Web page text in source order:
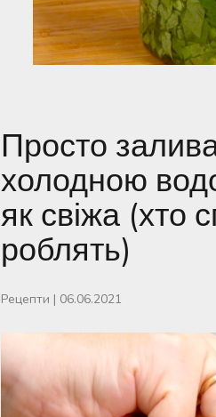
Просто
холодною
як свіжа (хто
роблять)
Рецепти | 06.06.2021